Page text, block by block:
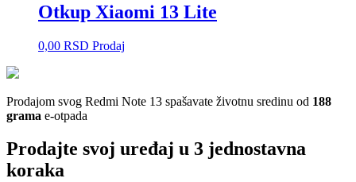
Otkup Xiaomi 13 Lite
0,00 RSD Prodaj
Prodajom svog Redmi Note 13 spašavate životnu sredinu od 188
grama e-otpada
Prodajte svoj uređaj u 3 jednostavna
koraka